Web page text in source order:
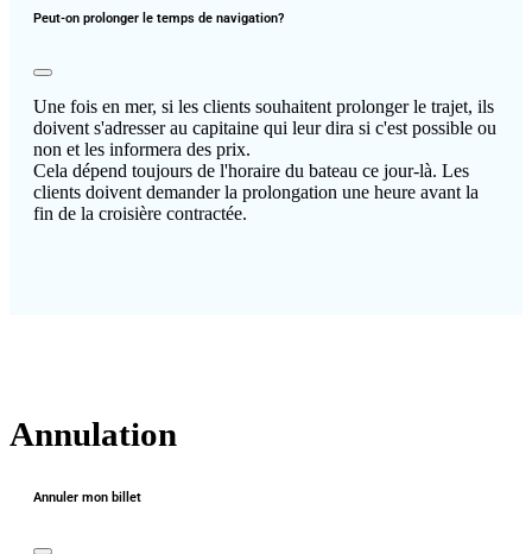
Peut-on prolonger le temps de navigation?
Une fois en mer, si les clients souhaitent prolonger le trajet, ils
doivent s'adresser au capitaine qui leur dira si c'est possible ou
non et les informera des prix.
Cela dépend toujours de l'horaire du bateau ce jour-là. Les
clients doivent demander la prolongation une heure avant la
fin de la croisière contractée.
Annulation
Annuler mon billet